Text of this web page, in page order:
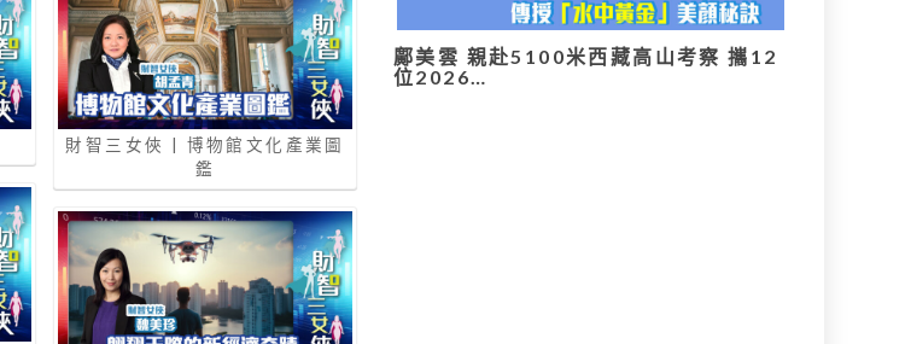
財智三女俠 | 博物館文化產業圖
鑑
鄺美雲 親赴5100米西藏高山考察 攜12
位2026…